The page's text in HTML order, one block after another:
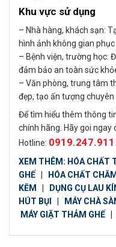
Khu vực sử dụng
– Nhà hàng, khách sạn:
hình ảnh không gian phục
– Bệnh viện, trường học:
đảm bảo an toàn sức
– Văn phòng, trung tâm
đẹp, tạo ấn tượng chuyên
Để tìm hiểu thêm thông
chính hãng. Hãy goi ngay
Hotline: 0919.247.911
XEM THÊM: HÓA CHẤT
GHẾ
HÓA CHẤT
KẼM
DỤNG CỤ LAU
HÚT BỤI
MÁY CHÀ
MÁY GIẶT THẢM GHẾ